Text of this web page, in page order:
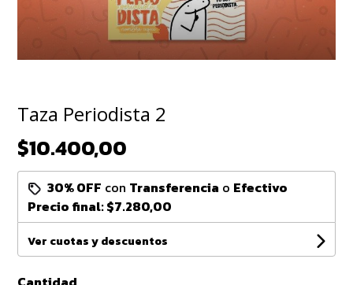
Taza Periodista 2
$10.400,00
30% OFF con Transferencia o Efectivo
Precio final:$7.280,00
Ver cuotas y descuentos